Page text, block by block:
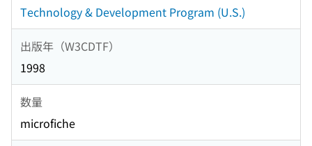
Technology & Development Program (U.S.)
出版年（W3CDTF）
1998
数量
microfiche